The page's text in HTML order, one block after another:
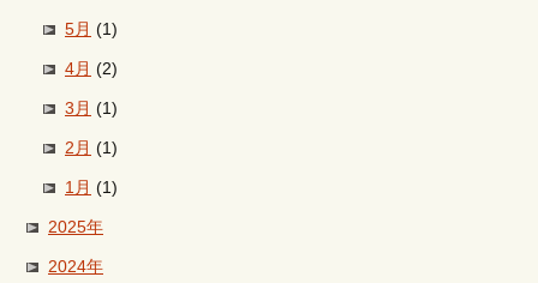
5月 (1)
4月 (2)
3月 (1)
2月 (1)
1月 (1)
2025年
2024年